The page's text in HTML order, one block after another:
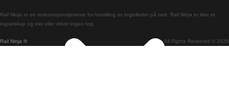
Budapest Prague Tog
Rail Ninja ® All Rights Reserved © 2026
Rail Ninja er en reservasjons­tjeneste for bestilling av togbilletter på nett. Rail Ninja er ikke et
togselskap og eier eller driver ingen tog.